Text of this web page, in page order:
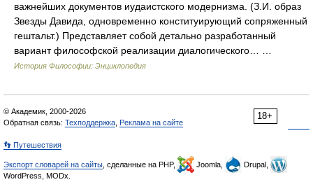
важнейших документов иудаистского модернизма. (З.И. образ
Звезды Давида, одновременно конституирующий сопряженный
гештальт.) Представляет собой детально разработанный
вариант философской реализации диалогического… …
История Философии: Энциклопедия
18+
© Академик, 2000-2026
Обратная связь: Техподдержка Реклама на сайте
👣 Путешествия
Экспорт словарей на сайты , сделанные на PHP, Joomla,
Drupal,
WordPress, MODx.